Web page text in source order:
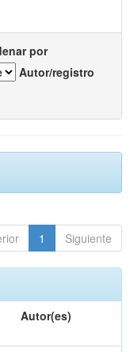
por
Autor/registro
1 Siguiente
Autor(es)